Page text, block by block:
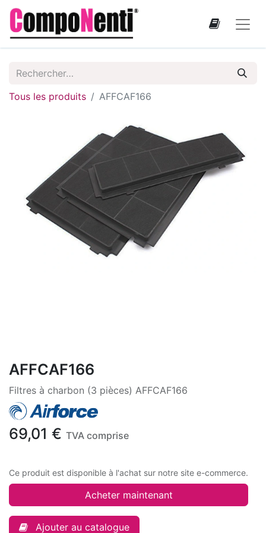
Tous les produits AFFCAF166
AFFCAF166
Filtres à charbon (3 pièces) AFFCAF166
69,01 € TVA comprise
Ce produit est disponible à l'achat sur notre site e-commerce.
Acheter maintenant
Ajouter au catalogue